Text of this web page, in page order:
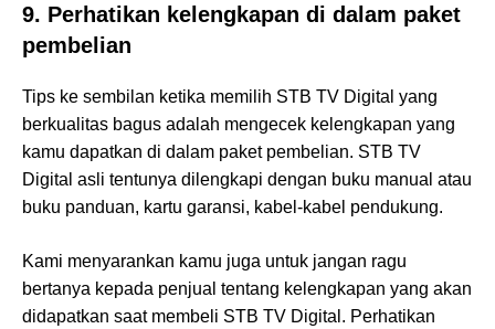
9. Perhatikan kelengkapan di dalam paket
pembelian
Tips ke sembilan ketika memilih STB TV Digital yang
berkualitas bagus adalah mengecek kelengkapan yang
kamu dapatkan di dalam paket pembelian. STB TV
Digital asli tentunya dilengkapi dengan buku manual atau
buku panduan, kartu garansi, kabel-kabel pendukung.
Kami menyarankan kamu juga untuk jangan ragu
bertanya kepada penjual tentang kelengkapan yang akan
didapatkan saat membeli STB TV Digital. Perhatikan